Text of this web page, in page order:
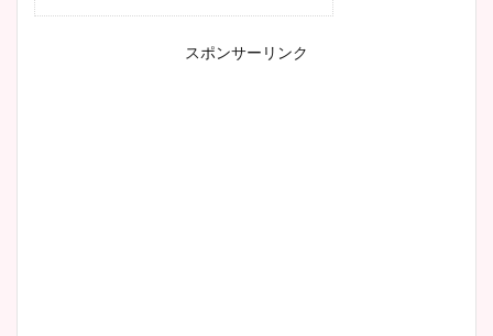
スポンサーリンク